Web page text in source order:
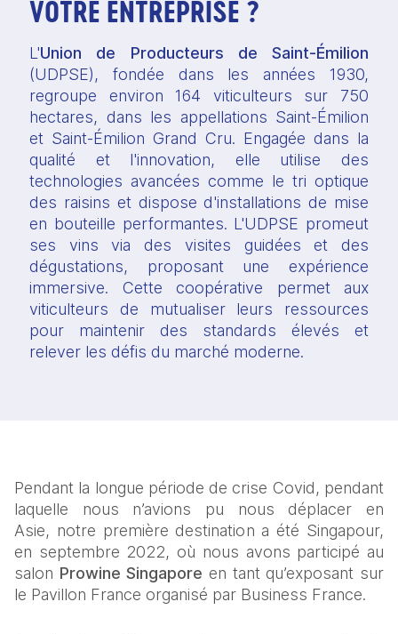
VOTRE ENTREPRISE ?
L'Union de Producteurs de Saint-Émilion
(UDPSE), fondée dans les années 1930,
regroupe environ 164 viticulteurs sur 750
hectares, dans les appellations Saint-Émilion
et Saint-Émilion Grand Cru. Engagée dans la
qualité et l'innovation, elle utilise des
technologies avancées comme le tri optique
des raisins et dispose d'installations de mise
en bouteille performantes. L'UDPSE promeut
ses vins via des visites guidées et des
dégustations, proposant une expérience
immersive. Cette coopérative permet aux
viticulteurs de mutualiser leurs ressources
pour maintenir des standards élevés et
relever les défis du marché moderne.
Pendant la longue période de crise Covid, pendant
laquelle nous n’avions pu nous déplacer en
Asie, notre première destination a été Singapour,
en septembre 2022, où nous avons participé au
salon Prowine Singapore en tant qu’exposant sur
le Pavillon France organisé par Business France.